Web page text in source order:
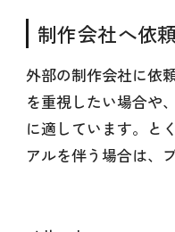
制作会社へ依
外部の制作会社に依
を重視したい場合や
に適しています。と
アルを伴う場合は、